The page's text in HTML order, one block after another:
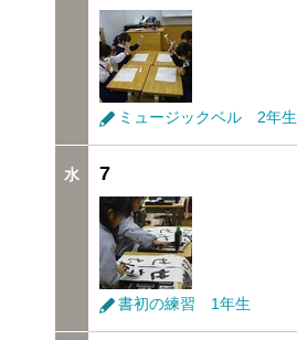
ミュージックベル 2年生
7
書初の練習 1年生